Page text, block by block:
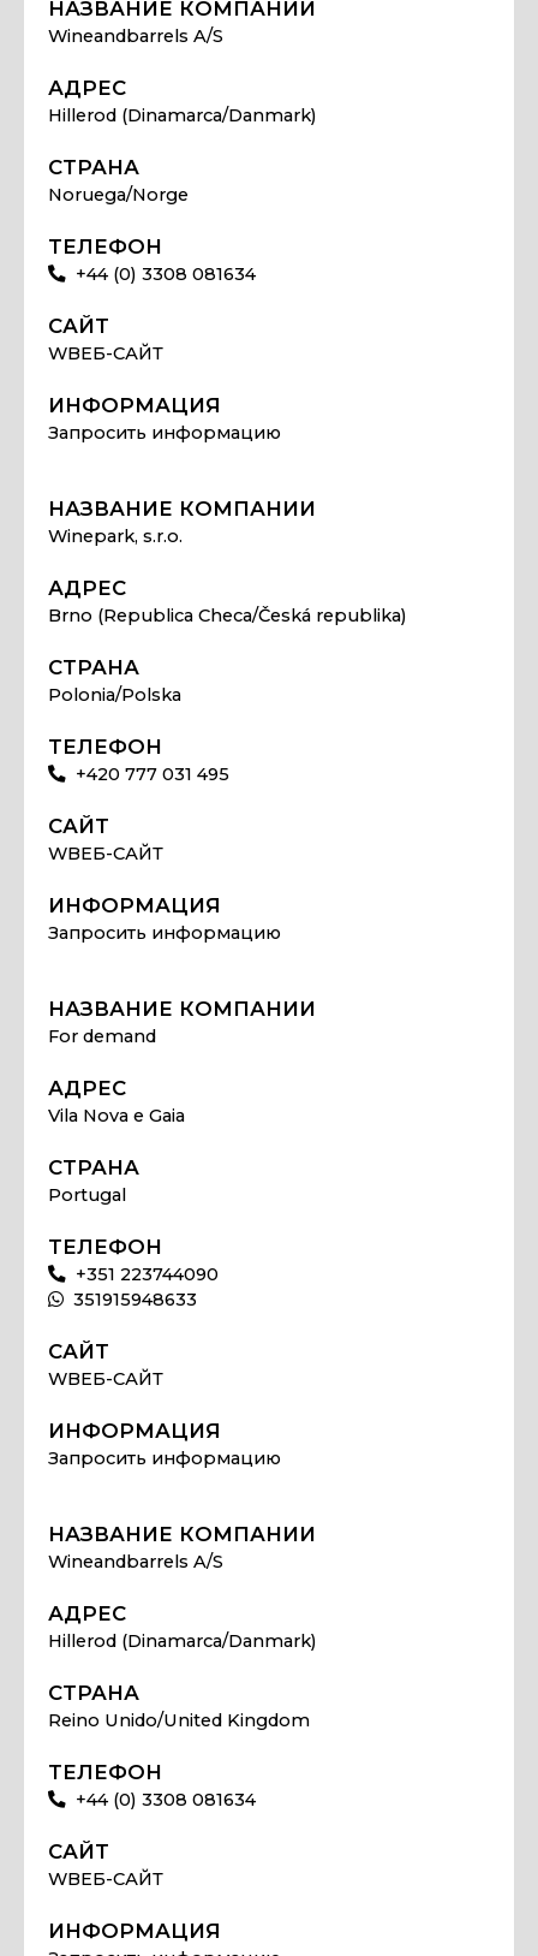
НАЗВАНИЕ КОМПАНИИ
Wineandbarrels A/S
АДРЕС
Hillerod (Dinamarca/Danmark)
СТРАНА
Noruega/Norge
ТЕЛЕФОН
+44 (0) 3308 081634
САЙТ
WВЕБ-САЙТ
ИНФОРМАЦИЯ
Запросить информацию
НАЗВАНИЕ КОМПАНИИ
Winepark, s.r.o.
АДРЕС
Brno (Republica Checa/Česká republika)
СТРАНА
Polonia/Polska
ТЕЛЕФОН
+420 777 031 495
САЙТ
WВЕБ-САЙТ
ИНФОРМАЦИЯ
Запросить информацию
НАЗВАНИЕ КОМПАНИИ
For demand
АДРЕС
Vila Nova e Gaia
СТРАНА
Portugal
ТЕЛЕФОН
+351 223744090
351915948633
САЙТ
WВЕБ-САЙТ
ИНФОРМАЦИЯ
Запросить информацию
НАЗВАНИЕ КОМПАНИИ
Wineandbarrels A/S
АДРЕС
Hillerod (Dinamarca/Danmark)
СТРАНА
Reino Unido/United Kingdom
ТЕЛЕФОН
+44 (0) 3308 081634
САЙТ
WВЕБ-САЙТ
ИНФОРМАЦИЯ